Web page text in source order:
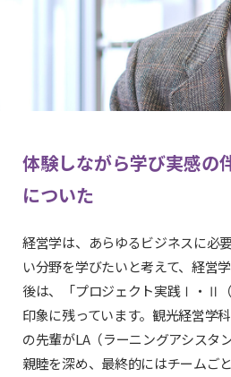
体験しながら学び実感の
についた
経営学は、あらゆるビジネスに必
い分野を学びたいと考えて、経営
後は、「プロジェクト実践Ⅰ・Ⅱ
印象に残っています。観光経営学
の先輩がLA（ラーニングアシスタ
親睦を深め、最終的にはチームご